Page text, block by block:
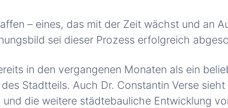
– eines, das mit der Zeit wächst und an
sei dieser Prozess erfolgreich
in den vergangenen Monaten als ein
Stadtteils. Auch Dr. Constantin Verse
die weitere städtebauliche Entwicklung